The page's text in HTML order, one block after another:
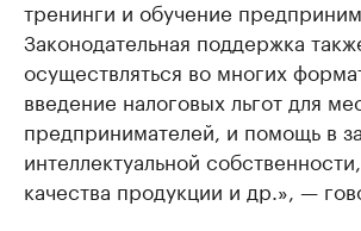
тренинги и обучение
Законодательная поддержка
осуществляться во многих
введение налоговых льгот для
предпринимателей, и помощь в
интеллектуальной
качества продукции и др.», —